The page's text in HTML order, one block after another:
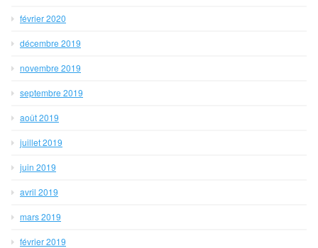
février 2020
décembre 2019
novembre 2019
septembre 2019
août 2019
juillet 2019
juin 2019
avril 2019
mars 2019
février 2019